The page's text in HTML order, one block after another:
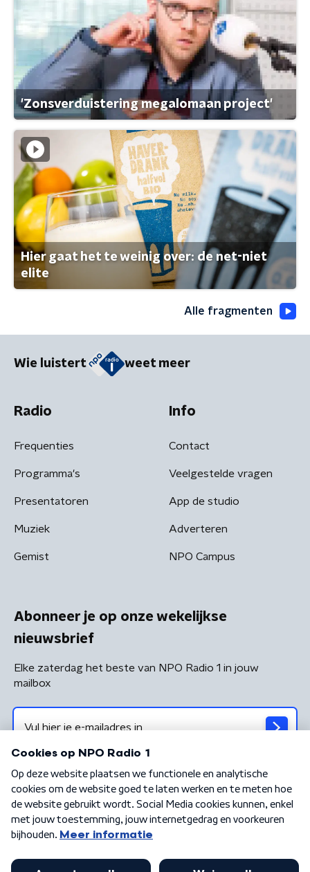
'Zonsverduistering megalomaan project'
Hier gaat het te weinig over: de net-niet
elite
Alle fragmenten
Wie luistert weet meer
Radio
Frequenties
Programma's
Presentatoren
Muziek
Gemist
Info
Contact
Veelgestelde vragen
App de studio
Adverteren
NPO Campus
Abonneer je op onze wekelijkse
nieuwsbrief
Elke zaterdag het beste van NPO Radio 1 in jouw
mailbox
Algemene voorwaarden Privacybeleid